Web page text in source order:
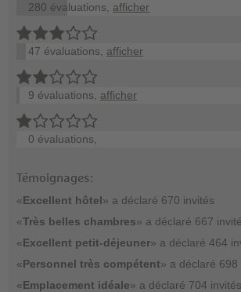
280 évaluations, afficher
47 évaluations, afficher
9 évaluations, afficher
0 évaluations,
Témoignages:
«Excellent hôtel» a déclaré 670 invités
«Très belles chambres» a déclaré 667
«Excellent petit-déjeuner» a déclaré 464
«Personnel très compétent» a déclaré 698
«Emplacement idéale» a déclaré 704 invités